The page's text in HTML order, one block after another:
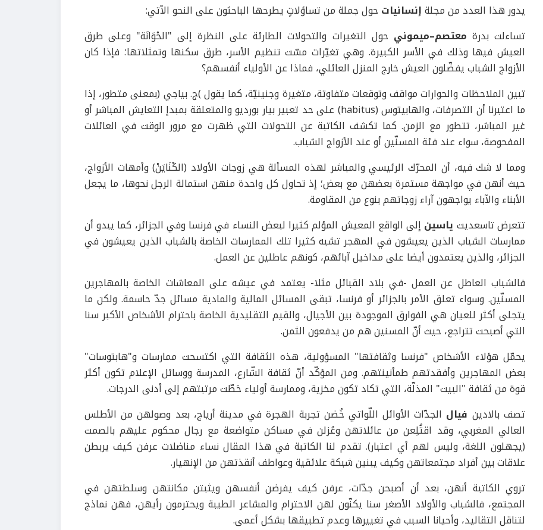
يدور هذا العدد من مجلةإنسانيات حول جملة من تساؤلاتٍ يطرحها الباحثون على النحو الآتي:
تساءلت بدرة معتصم–ميموني حول التغيرات والتحولات الطارئة على النظرة إلى "الحْوَانَة" وعلى طرق
العيش فيها وذلك في الأسر الكبيرة. وهي تغيّرات مسّت تنظيم الأسر، طرق سكنها وتمثلاتها؛ فإذا كان
الأزواج الشباب يفضّلون العيش خارج المنزل العائلي، فماذا عن الأولياء أنفسهم؟
تبين الملاحظات والحوارات مواقف وتوقعات متفاوتة، متغيرة وجنينيّة، كما يقول )ج. بياجي (بمعنى متطور، إذا
ما اعتبرنا أن التصرفات، والهابيتوس (habitus) على حد تعبير بيار بورديو والمتعلقة بمبدإ التعايش المباشر أو
غير المباشر، تتطور مع الزمن. كما تكشف الكاتبة عن التحولات التي ظهرت مع مرور الوقت في العائلات
المفحوصة، سواء عند فئة المسنّين أو عند الأزواج الشباب.
ومما لا شك فيه، أن المحرّك الرئيسي والمباشر لهذه المسألة هي زوجات الأولاد (الكْنَايَنْ) وأمهات الأزواج،
حيث أنهن في مواجهة مستمرة بعضهن مع بعض؛ إذ تحاول كل واحدة منهن استمالة الرجل نحوها، ما يجعل
الأبناء والآباء يواجهون آراء زوجاتهم بنوع من المقاومة.
تتعرض تاسعديت ياسين إلى الواقع المعيش المؤلم كثيرا لبعض النساء في فرنسا وفي الجزائر، كما يبدو أن
ممارسات الشباب الذين يعيشون في المهجر تشبه كثيرا تلك الممارسات الخاصة بالشباب الذين يعيشون في
الجزائر، والذين يعتمدون أيضا على مداخيل آبائهم، كونهم عاطلين عن العمل.
فالشباب العاطل عن العمل -في بلاد القبائل مثلا- يعتمد في عيشه على المعاشات الخاصة بالمهاجرين
المسنّين. وسواء تعلق الأمر بالجزائر أو فرنسا، تبقى المسائل المالية والمادية مسائل جدّ حاسمة. ولكن ما
يتجلى أكثر للعيان هي الفوارق الموجودة بين الأجيال، والقيم التقليدية الخاصة باحترام الأشخاص الأكبر سنا
التي أصبحت تتراجع، حيث أنّ المسنين هم من يدفعون الثمن.
يحمّل هؤلاء الأشخاص "فرنسا وثقافتها" المسؤولية، هذه الثقافة التي اكتسحت ممارسات و"هابتوسات"
بعض المهاجرين وأفقدتهم طمأنينتهم. ومن المؤكّد أنّ ثقافة الشّارع، المدرسة ووسائل الإعلام تكون أكثر
قوة من ثقافة "البيت" المذلّة، التي تكاد تكون مخزية، وممارسة أولياء حَطّت مرتبتهم إلى أدنى الدرجات.
تصف بالادين فيال الجدّات الأوائل اللّواتي خُضن تجربة الهجرة في مدينة أرياج، بعد وصولهن من الأطلس
العالي المغربي، وقد اقتُلِعن من عائلاتهن وعُزلن في مساكن متواضعة مع رجال محكوم عليهم بالصمت
(يجهلون اللغة، وليس لهم أي اعتبار). تقدم لنا الكاتبة في هذا المقال نساء مناضلات عرفن كيف يربطن
علاقات بين أفراد مجتمعاتهن وكيف يبنين شبكة علائقية وعواطف أنقذتهن من الإنهيار.
تروي الكاتبة أنهن، بعد أن أصبحن جدّات، عرفن كيف يفرضن أنفسهن ويثبتن مكانتهن وسلطتهن في
المجتمع، فالشباب والأولاد الأصغر سنا يكنّون لهن الاحترام والمشاعر الطيبة ويحترمون رأيهن، فهن نماذج
لتناقل التقاليد، وأحيانا السبب في تغييرها وعدم تطبيقها بشكل أعمى.